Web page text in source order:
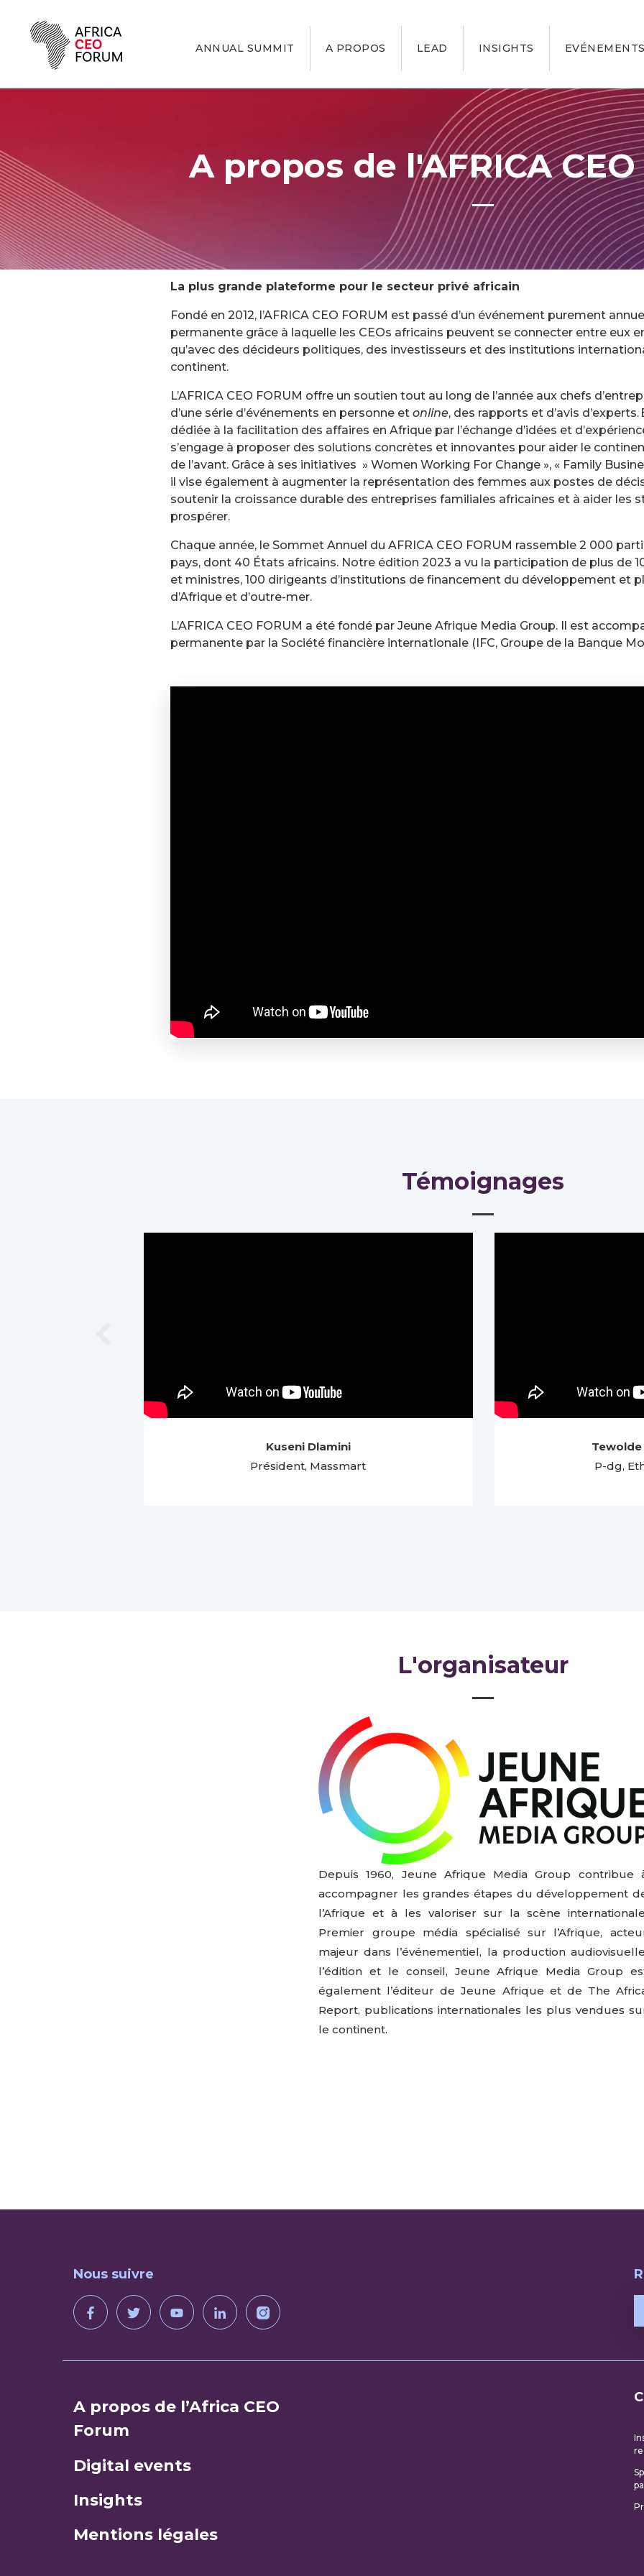
ANNUAL SUMMIT A PROPOS LEAD INSIGHTS
A propos de l'AFRICA
La plus grande plateforme pour le secteur privé africain
Fondé en 2012, l’AFRICA CEO FORUM est passé d’un événement purement
permanente grâce à laquelle les CEOs africains peuvent se connecter entre eux
qu’avec des décideurs politiques, des investisseurs et des institutions
continent.
L’AFRICA CEO FORUM offre un soutien tout au long de l’année aux chefs
d’une série d’événements en personne et online, des rapports et d’avis
dédiée à la facilitation des affaires en Afrique par l’échange d’idées et
s’engage à proposer des solutions concrètes et innovantes pour aider le
de l’avant. Grâce à ses initiatives » Women Working For Change », « Family
il vise également à augmenter la représentation des femmes aux postes de
soutenir la croissance durable des entreprises familiales africaines et à aider les
prospérer.
Chaque année, le Sommet Annuel du AFRICA CEO FORUM rassemble 2 000
pays, dont 40 États africains. Notre édition 2023 a vu la participation de plus de
et ministres, 100 dirigeants d’institutions de financement du développement et
d’Afrique et d’outre-mer.
L’AFRICA CEO FORUM a été fondé par Jeune Afrique Media Group. Il est
permanente par la Société financière internationale (IFC, Groupe de la Banque
Témoignages
Kuseni Dlamini
Président, Massmart
P-dg,
L'organisateur
Depuis 1960, Jeune Afrique Media Group contribue
accompagner les grandes étapes du développement
l’Afrique et à les valoriser sur la scène
Premier groupe média spécialisé sur l’Afrique,
majeur dans l’événementiel, la production
l’édition et le conseil, Jeune Afrique Media Group
également l’éditeur de Jeune Afrique et de The
Report, publications internationales les plus vendues
le continent.
Nous suivre
A propos de l’Africa CEO
Forum
Digital events
Insights
Mentions légales